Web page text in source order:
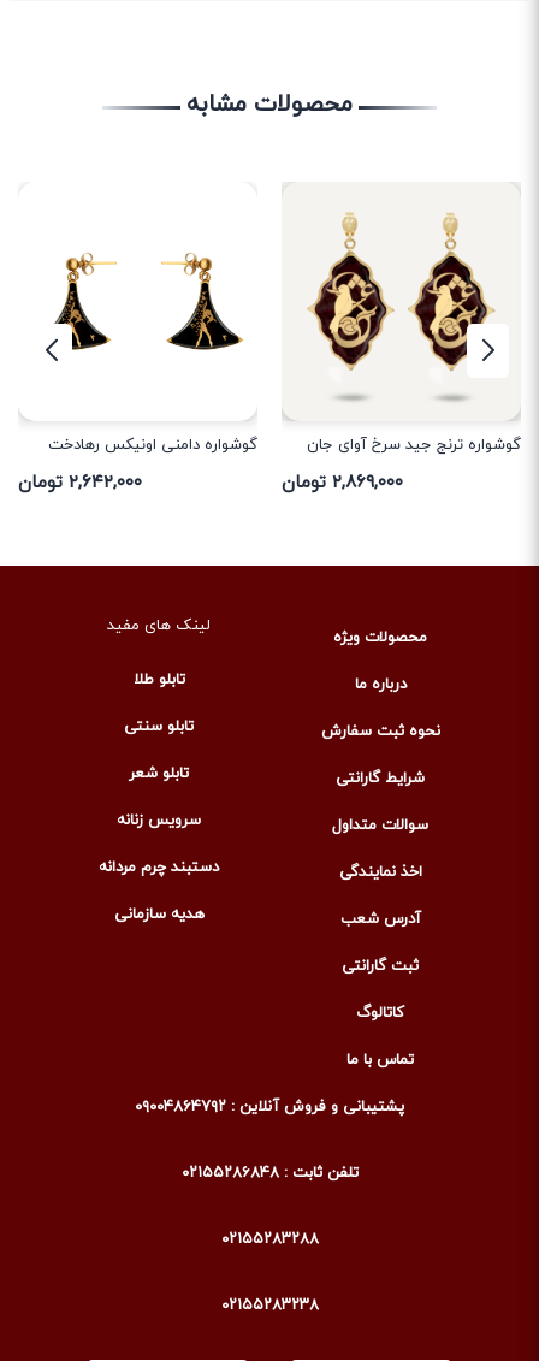
محصولات مشابه
گوشواره ترنج جید سرخ آوای جان
۲,۸۶۹,۰۰۰ تومان
گوشواره دامنی اونیکس رهادخت
۲,۶۴۲,۰۰۰ تومان
محصولات ویژه
درباره ما
نحوه ثبت سفارش
شرایط گارانتی
سوالات متداول
اخذ نمایندگی
آدرس شعب
ثبت گارانتی
کاتالوگ
تماس با ما
لینک های مفید
تابلو طلا
تابلو سنتی
تابلو شعر
سرویس زنانه
دستبند چرم مردانه
هدیه سازمانی
پشتیبانی و فروش آنلاین : ۰۹۰۰۴۸۶۴۷۹۲
تلفن ثابت : ۰۲۱۵۵۲۸۶۸۴۸
۰۲۱۵۵۲۸۳۲۸۸
۰۲۱۵۵۲۸۳۲۳۸